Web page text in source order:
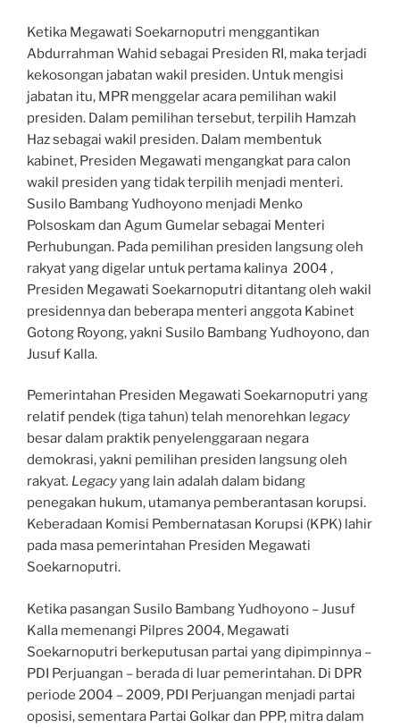
Ketika Megawati Soekarnoputri menggantikan
Abdurrahman Wahid sebagai Presiden RI, maka terjadi
kekosongan jabatan wakil presiden. Untuk mengisi
jabatan itu, MPR menggelar acara pemilihan wakil
presiden. Dalam pemilihan tersebut, terpilih Hamzah
Haz sebagai wakil presiden. Dalam membentuk
kabinet, Presiden Megawati mengangkat para calon
wakil presiden yang tidak terpilih menjadi menteri.
Susilo Bambang Yudhoyono menjadi Menko
Polsoskam dan Agum Gumelar sebagai Menteri
Perhubungan. Pada pemilihan presiden langsung oleh
rakyat yang digelar untuk pertama kalinya 2004 ,
Presiden Megawati Soekarnoputri ditantang oleh wakil
presidennya dan beberapa menteri anggota Kabinet
Gotong Royong, yakni Susilo Bambang Yudhoyono, dan
Jusuf Kalla.
Pemerintahan Presiden Megawati Soekarnoputri yang
relatif pendek (tiga tahun) telah menorehkan l egacy
besar dalam praktik penyelenggaraan negara
demokrasi, yakni pemilihan presiden langsung oleh
rakyat. Legacyyang lain adalah dalam bidang
penegakan hukum, utamanya pemberantasan korupsi.
Keberadaan Komisi Pembernatasan Korupsi (KPK) lahir
pada masa pemerintahan Presiden Megawati
Soekarnoputri.
Ketika pasangan Susilo Bambang Yudhoyono – Jusuf
Kalla memenangi Pilpres 2004, Megawati
Soekarnoputri berkeputusan partai yang dipimpinnya –
PDI Perjuangan – berada di luar pemerintahan. Di DPR
periode 2004 – 2009, PDI Perjuangan menjadi partai
oposisi, sementara Partai Golkar dan PPP, mitra dalam